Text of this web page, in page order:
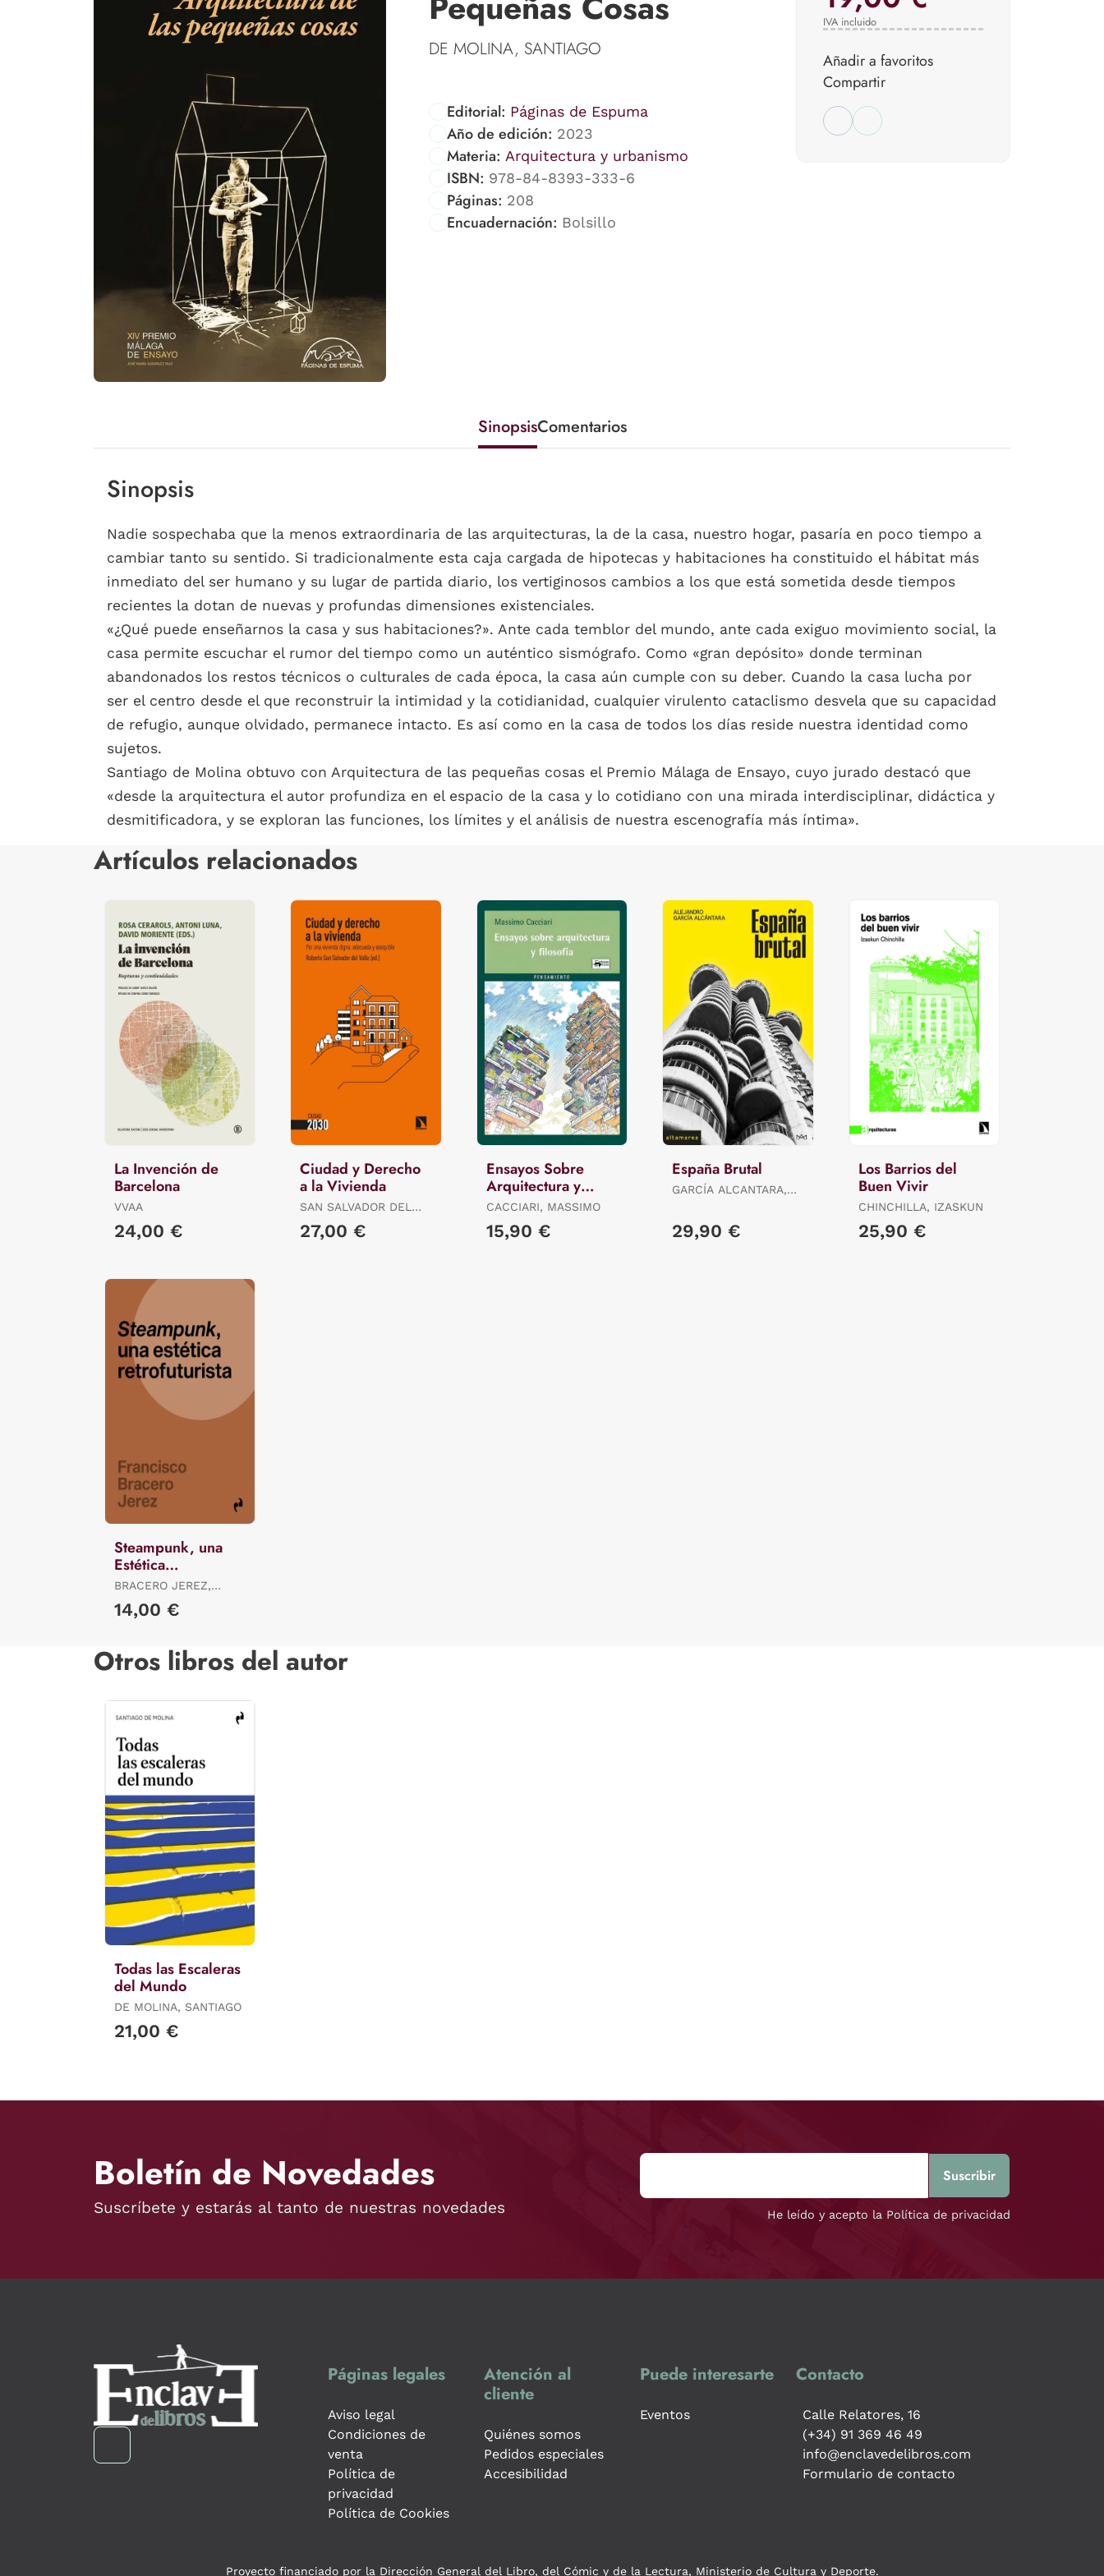
DE MOLINA, SANTIAGO
Editorial: Páginas de Espuma
Año de edición: 2023
Materia: Arquitectura y urbanismo
ISBN: 978-84-8393-333-6
Páginas: 208
Encuadernación: Bolsillo
IVA incluido
Añadir a favoritos
Compartir
SinopsisComentarios
Sinopsis
Nadie sospechaba que la menos extraordinaria de las arquitecturas, la de la casa, nuestro hogar, pasaría en poco tiempo a
cambiar tanto su sentido. Si tradicionalmente esta caja cargada de hipotecas y habitaciones ha constituido el hábitat más
inmediato del ser humano y su lugar de partida diario, los vertiginosos cambios a los que está sometida desde tiempos
recientes la dotan de nuevas y profundas dimensiones existenciales.
«¿Qué puede enseñarnos la casa y sus habitaciones?». Ante cada temblor del mundo, ante cada exiguo movimiento social, la
casa permite escuchar el rumor del tiempo como un auténtico sismógrafo. Como «gran depósito» donde terminan
abandonados los restos técnicos o culturales de cada época, la casa aún cumple con su deber. Cuando la casa lucha por
ser el centro desde el que reconstruir la intimidad y la cotidianidad, cualquier virulento cataclismo desvela que su capacidad
de refugio, aunque olvidado, permanece intacto. Es así como en la casa de todos los días reside nuestra identidad como
sujetos.
Santiago de Molina obtuvo con Arquitectura de las pequeñas cosas el Premio Málaga de Ensayo, cuyo jurado destacó que
«desde la arquitectura el autor profundiza en el espacio de la casa y lo cotidiano con una mirada interdisciplinar, didáctica y
desmitificadora, y se exploran las funciones, los límites y el análisis de nuestra escenografía más íntima».
Artículos relacionados
La Invención de
Barcelona
VVAA
24,00 €
Ciudad y Derecho
a la Vivienda
SAN SALVADOR DEL
27,00 €
Ensayos Sobre
Arquitectura y
Filosofía
CACCIARI, MASSIMO
15,90 €
España Brutal
GARCÍA ALCANTARA,
29,90 €
Los Barrios del
Buen Vivir
CHINCHILLA, IZASKUN
25,90 €
Steampunk, una
Estética
Retrofuturista
BRACERO JEREZ,
14,00 €
Otros libros del autor
Todas las Escaleras
del Mundo
DE MOLINA, SANTIAGO
21,00 €
Boletín de Novedades
Suscríbete y estarás al tanto de nuestras novedades He leído y acepto la Política de privacidad
Páginas legales
Aviso legal
Condiciones de
venta
Política de
privacidad
Política de Cookies
Atención al
cliente
Quiénes somos
Pedidos especiales
Accesibilidad
Puede interesarte
Eventos
Contacto
Calle Relatores, 16
(+34) 91 369 46 49
info@enclavedelibros.com
Formulario de contacto
Proyecto financiado por la Dirección General del Libro, del Cómic y de la Lectura, Ministerio de Cultura y Deporte.